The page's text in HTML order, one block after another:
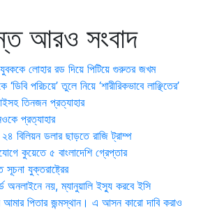
আরও সংবাদ
লোহার রড দিয়ে পিটিয়ে গুরুতর জখম
‘ডিবি পরিচয়ে’ তুলে নিয়ে ‘শারীরিকভাবে লাঞ্ছিতের’
তিনজন প্রত্যাহার
প্রত্যাহার
বিলিয়ন ডলার ছাড়তে রাজি ট্রাম্প
কুয়েতে ৫ বাংলাদেশি গ্রেপ্তার
যুক্তরাষ্ট্রের
অনলাইনে নয়, ম্যানুয়ালি ইস্যু করবে ইসি
পিতার জন্মস্থান। এ আসন কারো দাবি করাও